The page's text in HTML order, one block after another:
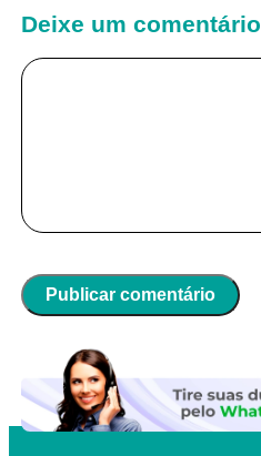
Deixe um comentário